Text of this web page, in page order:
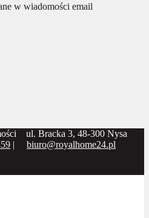
w wiadomości email
ul. Bracka 3, 48-300 Nysa
| biuro@royalhome24.pl